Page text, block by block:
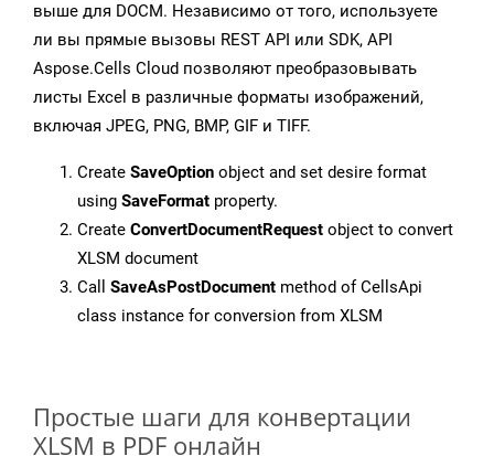
выше для DOCM. Независимо от того, используете
ли вы прямые вызовы REST API или SDK, API
Aspose.Cells Cloud позволяют преобразовывать
листы Excel в различные форматы изображений,
включая JPEG, PNG, BMP, GIF и TIFF.
Create SaveOption object and set desire format
using SaveFormat property.
Create ConvertDocumentRequest object to convert
XLSM document
Call SaveAsPostDocument method of CellsApi
class instance for conversion from XLSM
Простые шаги для конвертации
XLSM в PDF онлайн